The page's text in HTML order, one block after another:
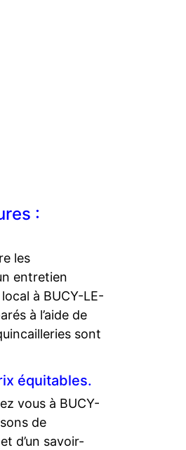
:
les
entretien
à BUCY-LE-
à l’aide de
sont
équitables.
vous à BUCY-
de
d’un savoir-